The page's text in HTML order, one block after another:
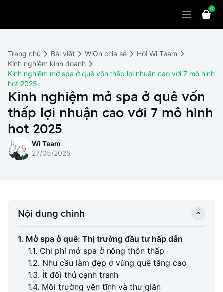
WiOn AI
WiOn Social
WiOn E-commerce
WiOn F&B
WiOn Dental
Chatbot
Marketing
CRM
Thiết kế website
Thiết bị
Bảng giá
Cùng WiOn
Báo chí
Đối tác
Wi Team
Liên hệ
0
Trang chủ Bài viết WiOn chia sẻ
Hỏi Wi Team
Kinh nghiệm kinh doanh
Kinh nghiệm mở spa ở quê vốn thấp lợi nhuận cao với 7 mô hình
hot 2025
Kinh nghiệm mở spa ở quê vốn
thấp lợi nhuận cao với 7 mô hình
hot 2025
Wi Team
27/05/2025
Nội dung chính
1. Mở spa ở quê: Thị trường đầu tư hấp dẫn
1.1. Chi phí mở spa ở nông thôn thấp
1.2. Nhu cầu làm đẹp ở vùng quê tăng cao
1.3. Ít đối thủ cạnh tranh
1.4. Môi trường yên tĩnh và thư giãn